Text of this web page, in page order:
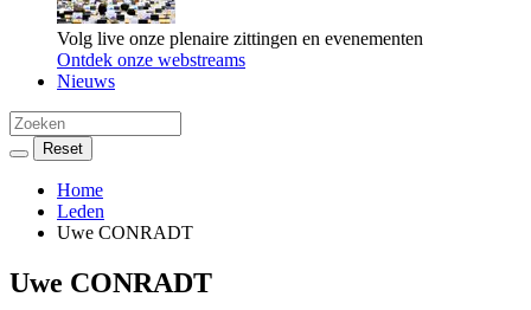
Volg live onze plenaire zittingen en evenementen
Ontdek onze webstreams
Nieuws
Search
in
Europees
Comité
Zoeken
Reset
Home
Leden
Uwe CONRADT
Uwe CONRADT